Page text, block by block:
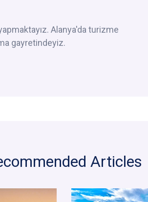
Alanya'da turizme
gayretindeyiz.
Articles